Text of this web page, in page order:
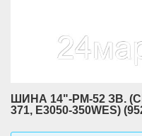
ШИНА 14"-РМ-52 ЗВ.
371, E3050-350WES)